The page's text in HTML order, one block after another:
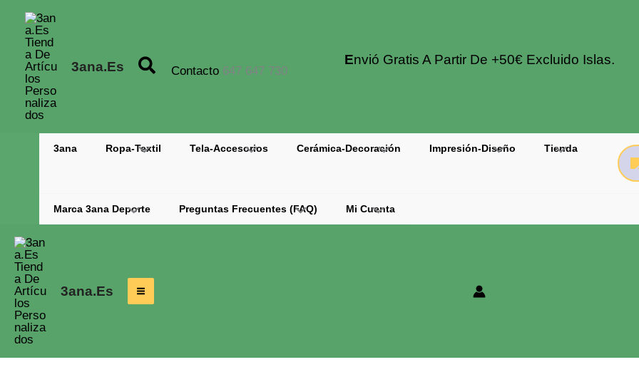
Contenido
3ana.es Buscar
Contacto 647 647 730
ENvió Gratis A Partir De +50€ Excluido Islas.
3ana Ropa-Textil Tela-Accesorios Cerámica-Decoración Impresión-Diseño
Tienda
Marca 3ana Deporte Preguntas Frecuentes (fAQ) Mi Cuenta
3ana.es